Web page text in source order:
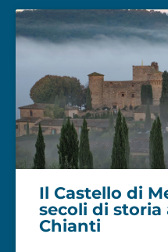
Il Castello di
secoli di storia
Chianti